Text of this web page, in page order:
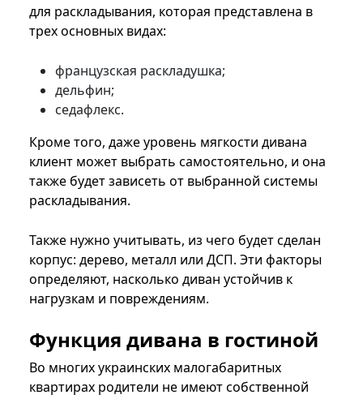
для раскладывания, которая представлена в
трех основных видах:
французская раскладушка;
дельфин;
седафлекс.
Кроме того, даже уровень мягкости дивана
клиент может выбрать самостоятельно, и она
также будет зависеть от выбранной системы
раскладывания.
Также нужно учитывать, из чего будет сделан
корпус: дерево, металл или ДСП. Эти факторы
определяют, насколько диван устойчив к
нагрузкам и повреждениям.
Функция дивана в гостиной
Во многих украинских малогабаритных
квартирах родители не имеют собственной